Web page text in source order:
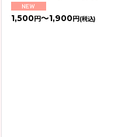
1,500円～1,900円 (税込)